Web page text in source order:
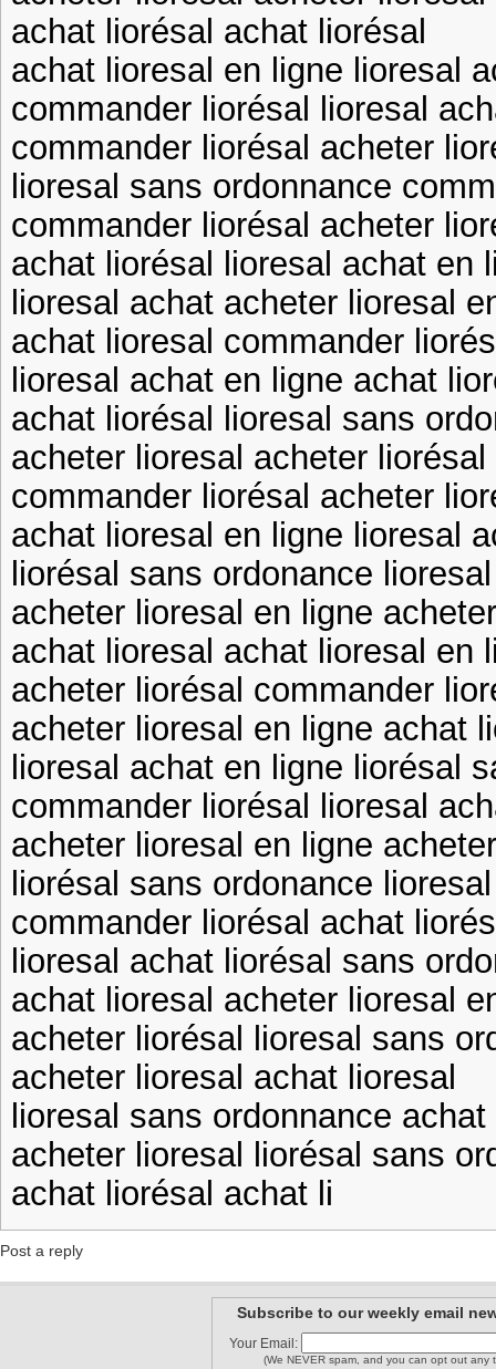
achat liorésal achat liorésal
achat lioresal en ligne lioresal
commander liorésal lioresal
commander liorésal acheter
lioresal sans ordonnance
commander liorésal acheter
achat liorésal lioresal achat en
lioresal achat acheter lioresal
achat lioresal commander
lioresal achat en ligne achat
achat liorésal lioresal sans
acheter lioresal acheter liorésal
commander liorésal acheter
achat lioresal en ligne lioresal
liorésal sans ordonance
acheter lioresal en ligne
achat lioresal achat lioresal en
acheter liorésal commander
acheter lioresal en ligne achat
lioresal achat en ligne liorésal
commander liorésal lioresal
acheter lioresal en ligne
liorésal sans ordonance
commander liorésal achat
lioresal achat liorésal sans
achat lioresal acheter lioresal
acheter liorésal lioresal sans
acheter lioresal achat lioresal
lioresal sans ordonnance
acheter lioresal liorésal sans
achat liorésal achat li
Post a reply
Subscribe to our weekly email
Your Email:
(We NEVER spam, and you can opt out any